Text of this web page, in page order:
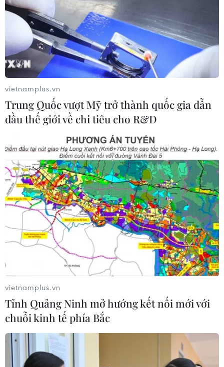
vietnamplus.vn
Trung Quốc vượt Mỹ trở thành quốc gia dẫn
đầu thế giới về chi tiêu cho R&D
vietnamplus.vn
Tỉnh Quảng Ninh mở hướng kết nối mới với
chuỗi kinh tế phía Bắc